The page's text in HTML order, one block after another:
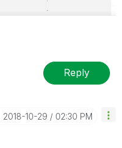
Reply
‎2018-10-29 02:30 PM